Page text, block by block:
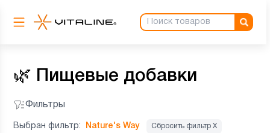
🌿 Пищевые добавки
Фильтры
Выбран фильтр: Nature's Way Сбросить фильтр Х